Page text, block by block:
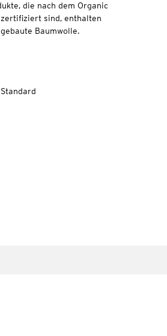
die nach dem Organic
sind, enthalten
Baumwolle.